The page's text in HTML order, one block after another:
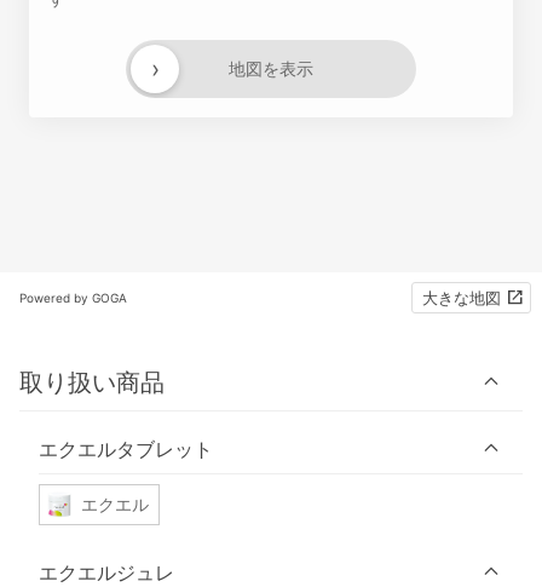
地図を表示
›
Powered by GOGA 大きな地図
取り扱い商品
エクエルタブレット
エクエル
エクエルジュレ